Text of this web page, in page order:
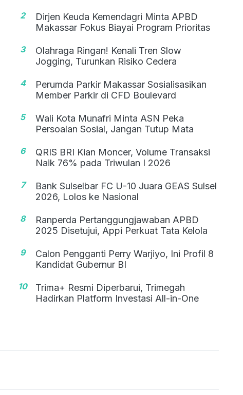
2
Dirjen Keuda Kemendagri Minta APBD
Makassar Fokus Biayai Program Prioritas
3
Olahraga Ringan! Kenali Tren Slow
Jogging, Turunkan Risiko Cedera
4
Perumda Parkir Makassar Sosialisasikan
Member Parkir di CFD Boulevard
5
Wali Kota Munafri Minta ASN Peka
Persoalan Sosial, Jangan Tutup Mata
6
QRIS BRI Kian Moncer, Volume Transaksi
Naik 76% pada Triwulan I 2026
7
Bank Sulselbar FC U-10 Juara GEAS Sulsel
2026, Lolos ke Nasional
8
Ranperda Pertanggungjawaban APBD
2025 Disetujui, Appi Perkuat Tata Kelola
9
Calon Pengganti Perry Warjiyo, Ini Profil 8
Kandidat Gubernur BI
10
Trima+ Resmi Diperbarui, Trimegah
Hadirkan Platform Investasi All-in-One